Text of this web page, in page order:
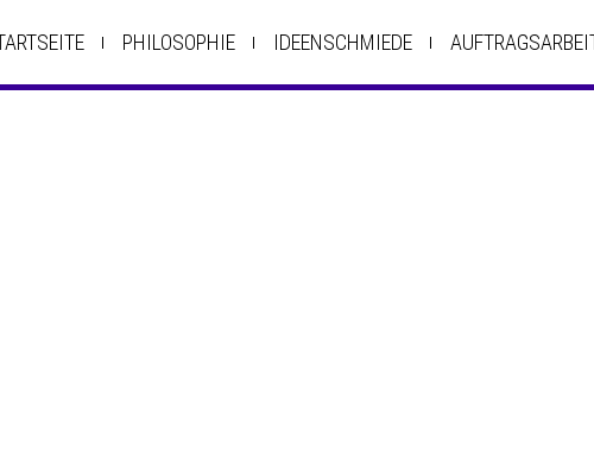
PHILOSOPHIE IDEENSCHMIEDE